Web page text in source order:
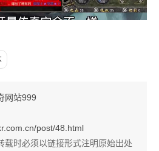
网站999
post/48.html
载时必须以链接形式注明原始出处